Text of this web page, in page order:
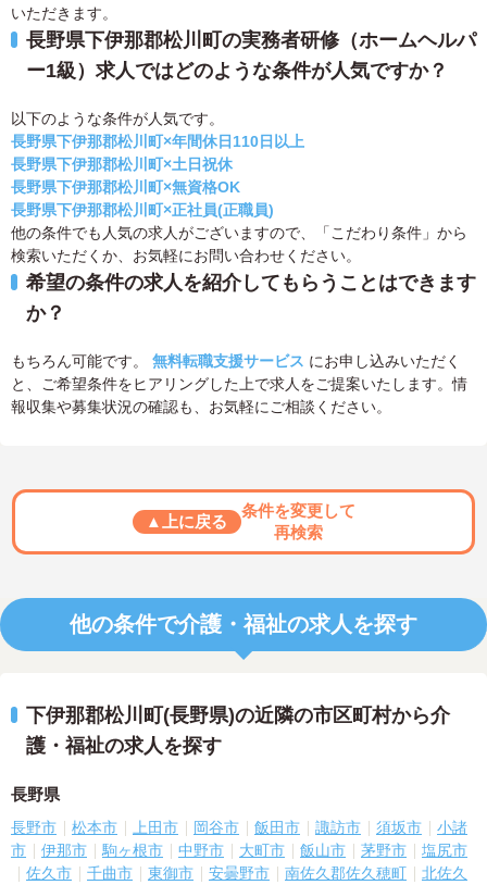
いただきます。
長野県下伊那郡松川町の実務者研修（ホームヘルパ
ー1級）求人ではどのような条件が人気ですか？
以下のような条件が人気です。
長野県下伊那郡松川町×年間休日110日以上
長野県下伊那郡松川町×土日祝休
長野県下伊那郡松川町×無資格OK
長野県下伊那郡松川町×正社員(正職員)
他の条件でも人気の求人がございますので、「こだわり条件」から
検索いただくか、お気軽にお問い合わせください。
希望の条件の求人を紹介してもらうことはできます
か？
もちろん可能です。 無料転職支援サービス にお申し込みいただく
と、ご希望条件をヒアリングした上で求人をご提案いたします。情
報収集や募集状況の確認も、お気軽にご相談ください。
▲上に戻る
条件を変更して
再検索
他の条件で介護・福祉の求人を探す
下伊那郡松川町(長野県)の近隣の市区町村から介
護・福祉の求人を探す
長野県
長野市 松本市 上田市 岡谷市 飯田市 諏訪市 須坂市
小諸
市
伊那市 駒ヶ根市 中野市 大町市 飯山市 茅野市
塩尻市
佐久市
千曲市 東御市 安曇野市 南佐久郡佐久穂町
北佐久